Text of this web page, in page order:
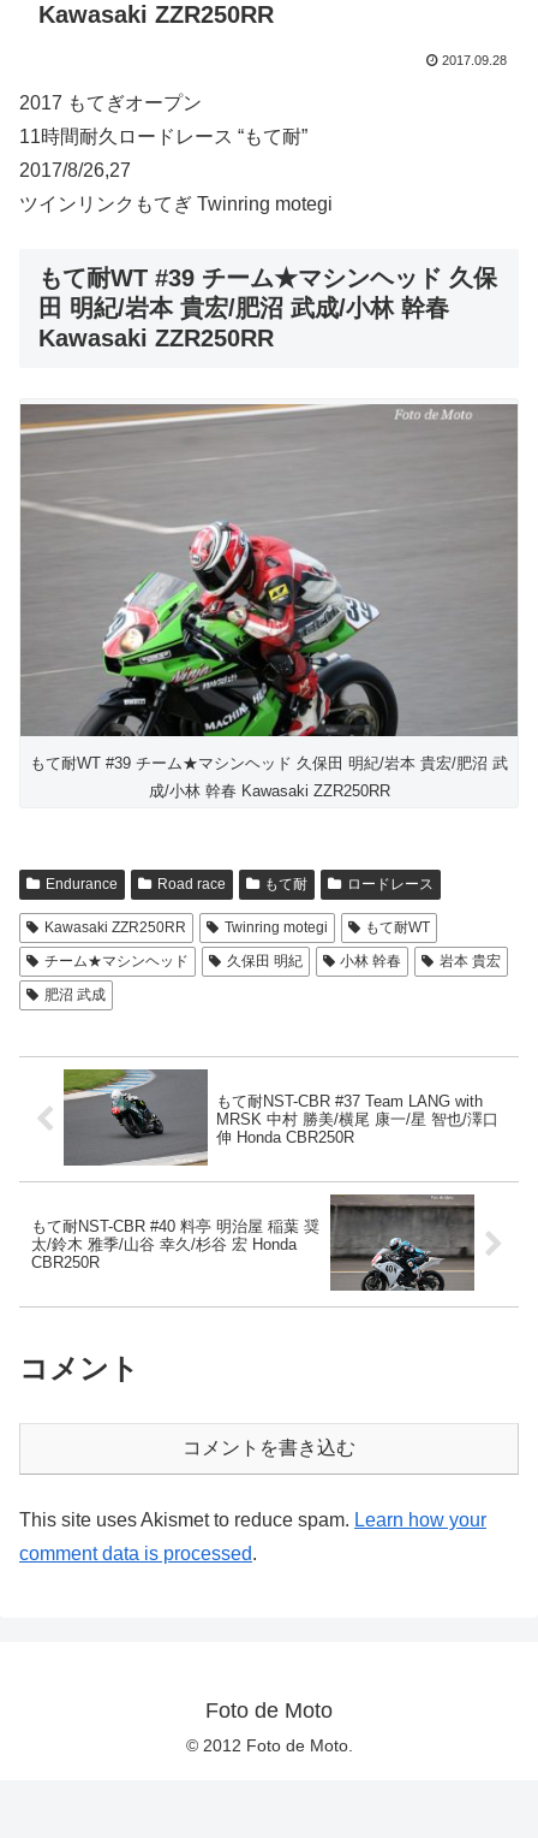
Kawasaki ZZR250RR
2017.09.28
2017 もてぎオープン
11時間耐久ロードレース “もて耐”
2017/8/26,27
ツインリンクもてぎ Twinring motegi
もて耐WT #39 チーム★マシンヘッド 久保
田 明紀/岩本 貴宏/肥沼 武成/小林 幹春
Kawasaki ZZR250RR
もて耐WT #39 チーム★マシンヘッド 久保田 明紀/岩本 貴宏/肥沼 武
成/小林 幹春 Kawasaki ZZR250RR
Endurance Road race もて耐 ロードレース
Kawasaki ZZR250RR Twinring motegi
もて耐WT
チーム★マシンヘッド
久保田 明紀 小林 幹春
岩本 貴宏
肥沼 武成
もて耐NST-CBR #37 Team LANG with
MRSK 中村 勝美/横尾 康一/星 智也/澤口
伸 Honda CBR250R
もて耐NST-CBR #40 料亭 明治屋 稲葉 奨
太/鈴木 雅季/山谷 幸久/杉谷 宏 Honda
CBR250R
コメント
コメントを書き込む
This site uses Akismet to reduce spam. Learn how your
comment data is processed.
Foto de Moto
© 2012 Foto de Moto.